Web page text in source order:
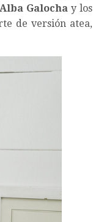
Alba Galochay los
de versión atea,